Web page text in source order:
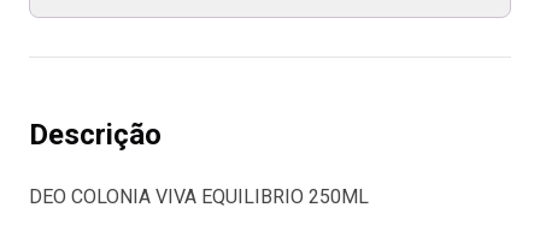
Descrição
DEO COLONIA VIVA EQUILIBRIO 250ML